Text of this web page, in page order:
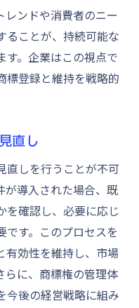
レンドや消費者のニー
ることが、持続可能な
す。企業はこの視点で
標登録と維持を戦略的
直し
直しを行うことが不可
が導入された場合、既
を確認し、必要に応じ
です。このプロセスを
有効性を維持し、市場
らに、商標権の管理体
今後の経営戦略に組み